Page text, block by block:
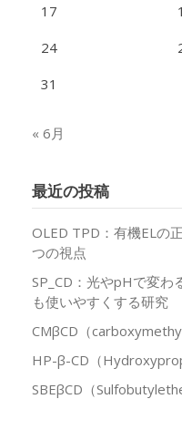
17
24
31
« 6月
最近の投稿
OLED TPD：有機ELの
つの視点
SP_CD：光やpHで変わ
も使いやすくする研究
CMβCD（
HP-β-CD（
SBEβCD（